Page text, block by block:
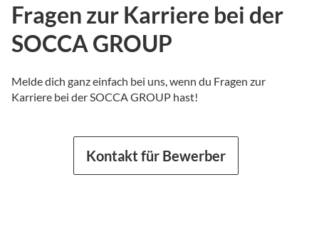
Fragen zur Karriere bei der
SOCCA GROUP
Melde dich ganz einfach bei uns, wenn du Fragen zur
Karriere bei der SOCCA GROUP hast!
Kontakt für Bewerber